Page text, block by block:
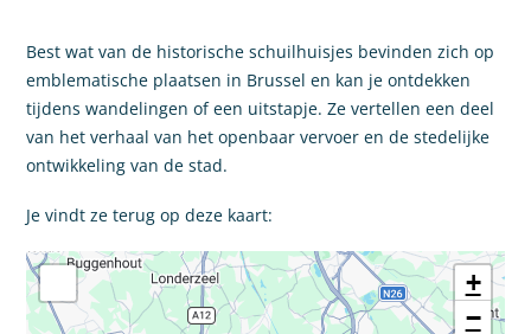
Best wat van de historische schuilhuisjes bevinden zich op
emblematische plaatsen in Brussel en kan je ontdekken
tijdens wandelingen of een uitstapje. Ze vertellen een deel
van het verhaal van het openbaar vervoer en de stedelijke
ontwikkeling van de stad.
Je vindt ze terug op deze kaart:
+
−